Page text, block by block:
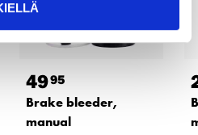
4995
Brake bleeder,
manual